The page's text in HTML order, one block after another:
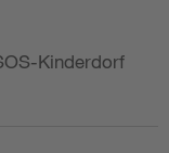
Kinderdorf